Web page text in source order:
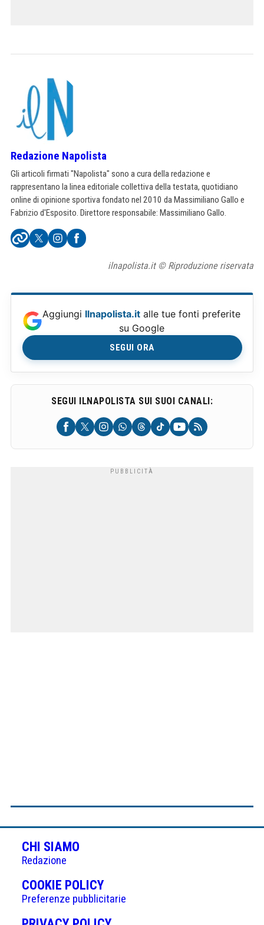
Redazione Napolista
Gli articoli firmati "Napolista" sono a cura della redazione e
rappresentano la linea editoriale collettiva della testata, quotidiano
online di opinione sportiva fondato nel 2010 da Massimiliano Gallo e
Fabrizio d'Esposito. Direttore responsabile: Massimiliano Gallo.
ilnapolista.it © Riproduzione riservata
Aggiungi Ilnapolista.it alle tue fonti preferite
su Google
SEGUI ORA
SEGUI ILNAPOLISTA SUI SUOI CANALI:
CHI SIAMO
Redazione
COOKIE POLICY(APRE
IN
UNA
Preferenze pubblicitarie